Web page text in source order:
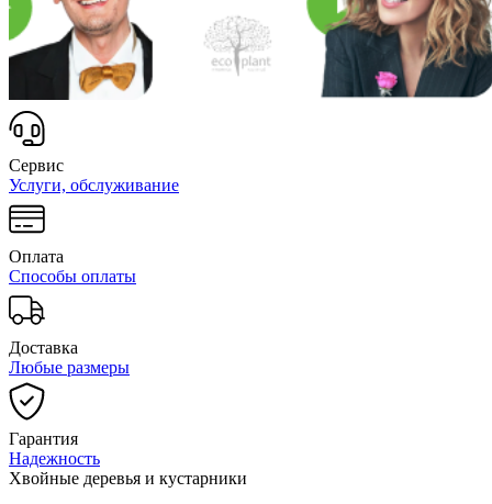
Сервис
Услуги, обслуживание
Оплата
Способы оплаты
Доставка
Любые размеры
Гарантия
Надежность
Хвойные деревья и кустарники